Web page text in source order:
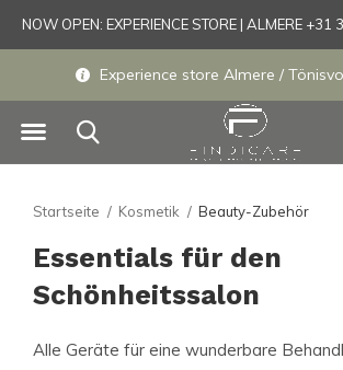
Experience store Almere /
Startseite Kosmetik Beauty-Zubehör
Essentials für den
Schönheitssalon
Alle Geräte für eine wunderbare